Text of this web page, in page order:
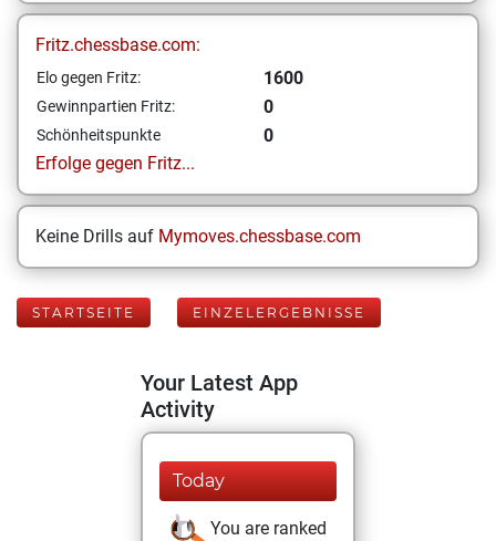
Fritz.chessbase.com:
Elo gegen Fritz: 1600
Gewinnpartien Fritz: 0
Schönheitspunkte
0
Erfolge gegen Fritz...
Keine Drills auf Mymoves.chessbase.com
STARTSEITE EINZELERGEBNISSE
Your Latest App
Activity
Today
You are ranked